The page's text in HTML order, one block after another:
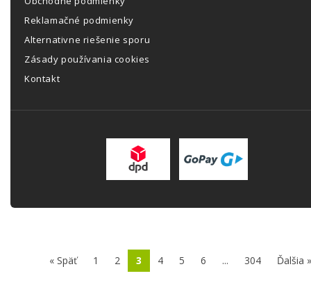
Reklamačné podmienky
Alternativne riešenie sporu
Zásady používania cookies
Kontakt
« Späť 1 2 3 4 5 6 ... 304 Ďalšia »